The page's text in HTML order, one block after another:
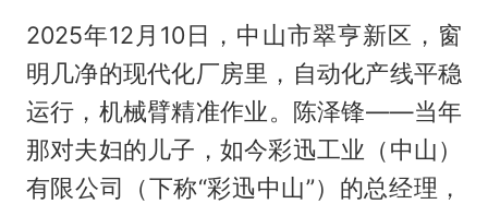
2025年12月10日，中山市翠亨新区，窗
明几净的现代化厂房里，自动化产线平稳
运行，机械臂精准作业。陈泽锋——当年
那对夫妇的儿子，如今彩迅工业（中山）
有限公司（下称“彩迅中山”）的总经理，